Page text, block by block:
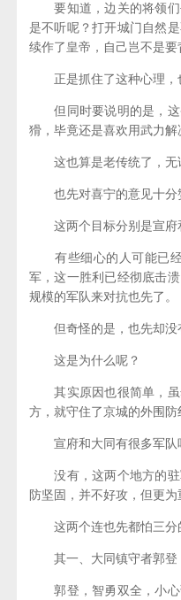
要知道，边关的将领们
是不听呢？打开城门自然
续作了皇帝，自己岂不是
正是抓住了这种心理，
但同时要说明的是，这
猾，毕竟还是喜欢用武力
这也算是老传统了，无
也先对喜宁的意见十分
这两个目标分别是宣府
有些细心的人可能已经
军，这一胜利已经彻底击
规模的军队来对抗也先了。
但奇怪的是，也先却没
这是为什么呢？
其实原因也很简单，虽
方，就守住了京城的外围防
宣府和大同有很多军队
没有，这两个地方的驻
防坚固，并不好攻，但更
这两个连也先都怕三分
其一、大同镇守者郭登
郭登，智勇双全，小心